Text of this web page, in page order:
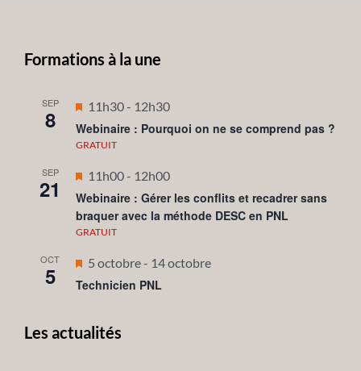
Formations à la une
SEP
8
Mis
en
avant
11h30- 12h30
Webinaire : Pourquoi on ne se comprend pas ?
GRATUIT
SEP
21
Mis
en
avant
11h00- 12h00
Webinaire : Gérer les conflits et recadrer sans
braquer avec la méthode DESC en PNL
GRATUIT
OCT
5
Mis
en
5 octobre- 14 octobre
Technicien PNL
Les actualités